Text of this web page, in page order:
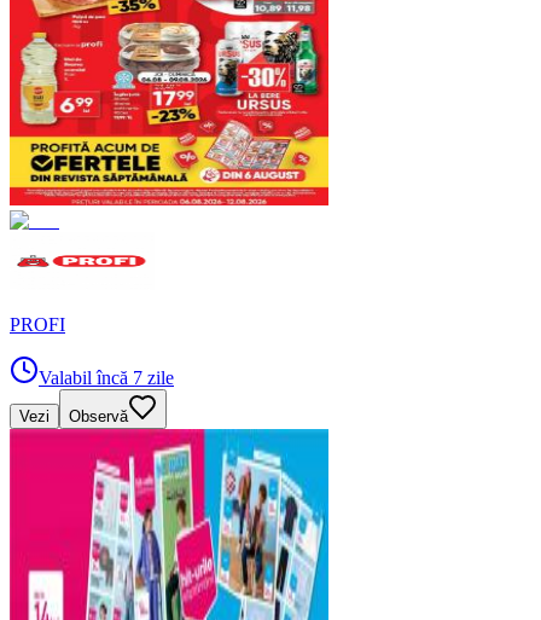
PROFI
Valabil încă 7 zile
Vezi Observă